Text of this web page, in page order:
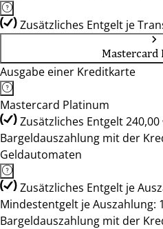
Zusätzliches Entgelt je
Mastercard
Ausgabe einer Kreditkarte
Mastercard Platinum
Zusätzliches Entgelt 240,00
Bargeldauszahlung mit der
Geldautomaten
Zusätzliches Entgelt je
Mindestentgelt je Auszahlung:
Bargeldauszahlung mit der